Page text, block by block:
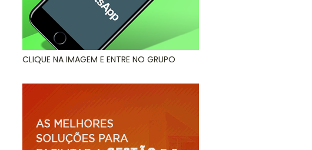
CLIQUE NA IMAGEM E ENTRE NO GRUPO